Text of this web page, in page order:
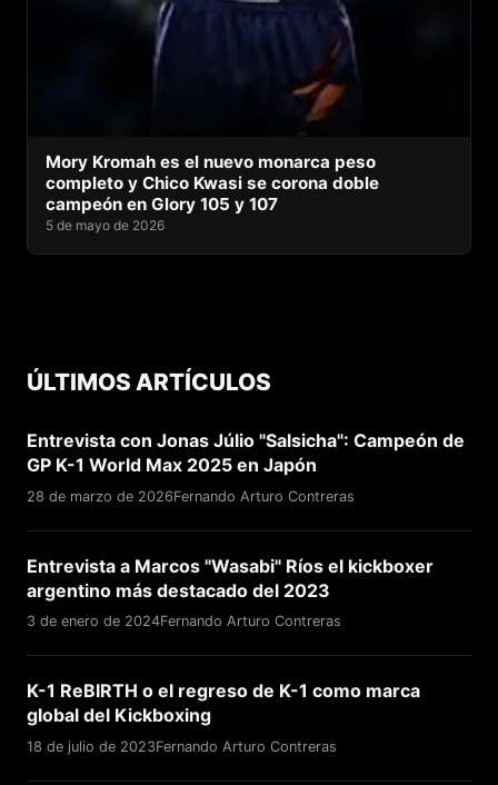
Mory Kromah es el nuevo monarca peso
completo y Chico Kwasi se corona doble
campeón en Glory 105 y 107
5 de mayo de 2026
ÚLTIMOS ARTÍCULOS
Entrevista con Jonas Júlio "Salsicha": Campeón de
GP K-1 World Max 2025 en Japón
28 de marzo de 2026Fernando Arturo Contreras
Entrevista a Marcos "Wasabi" Ríos el kickboxer
argentino más destacado del 2023
3 de enero de 2024Fernando Arturo Contreras
K-1 ReBIRTH o el regreso de K-1 como marca
global del Kickboxing
18 de julio de 2023Fernando Arturo Contreras